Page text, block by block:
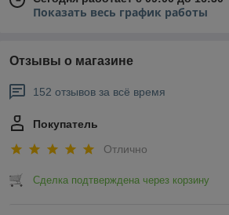
Показать весь график работы
Отзывы о магазине
152 отзывов за всё время
Покупатель
Отлично
Сделка подтверждена через корзину